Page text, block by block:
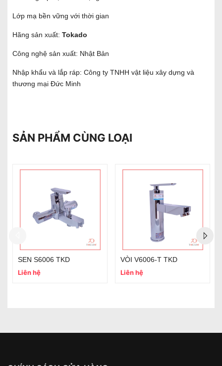
Lớp mạ bền vững với thời gian
Hãng sản xuất: Tokado
Công nghệ sản xuất: Nhật Bản
Nhập khẩu và lắp ráp: Công ty TNHH vật liệu xây dựng và
thương mại Đức Minh
SẢN PHẨM CÙNG LOẠI
SEN S6006 TKD
Liên hệ
VÒI V6006-T TKD
Liên hệ